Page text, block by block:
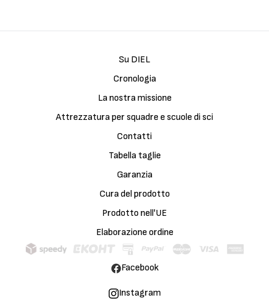
Su DIEL
Cronologia
La nostra missione
Attrezzatura per squadre e scuole di sci
Contatti
Tabella taglie
Garanzia
Cura del prodotto
Prodotto nell'UE
Elaborazione ordine
Facebook
Instagram